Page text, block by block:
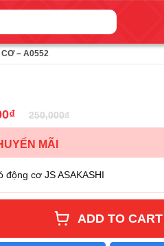
CƠ – A0552
₫ 250,000₫
MÃI
động cơ JS ASAKASHI
ADD TO CART